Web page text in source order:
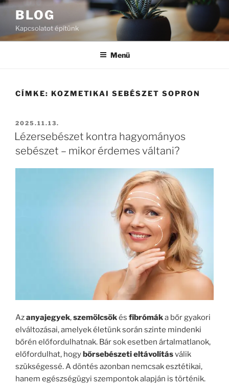
Tartalomhoz
BLOG
Kapcsolatot építünk
Menü
CÍMKE: KOZMETIKAI SEBÉSZET SOPRON
BEKÜLDVE:
2025.11.13.
Lézersebészet kontra hagyományos
sebészet – mikor érdemes váltani?
Azanyajegyek,szemölcsökés fibrómáka bőr gyakori
elváltozásai, amelyek életünk során szinte mindenki
bőrén előfordulhatnak. Bár sok esetben ártalmatlanok,
előfordulhat, hogy bőrsebészeti eltávolításválik
szükségessé. A döntés azonban nemcsak esztétikai,
hanem egészségügyi szempontok alapján is történik.